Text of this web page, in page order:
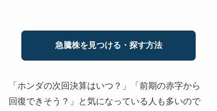
急騰株を見つける・探す方法
「ホンダの次回決算はいつ？」「前期の赤字から
回復できそう？」と気になっている人も多いので